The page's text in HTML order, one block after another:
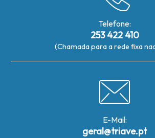
Telefone:
253 422 410
(Chamada para a rede fixa
E-Mail:
geral@triave.pt